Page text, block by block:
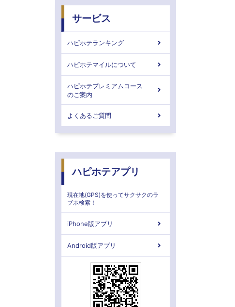
サービス
ハピホテランキング
ハピホテマイルについて
ハピホテプレミアムコース
のご案内
よくあるご質問
ハピホテアプリ
現在地(GPS)を使ってサクサクのラ
ブホ検索！
iPhone版アプリ
Android版アプリ